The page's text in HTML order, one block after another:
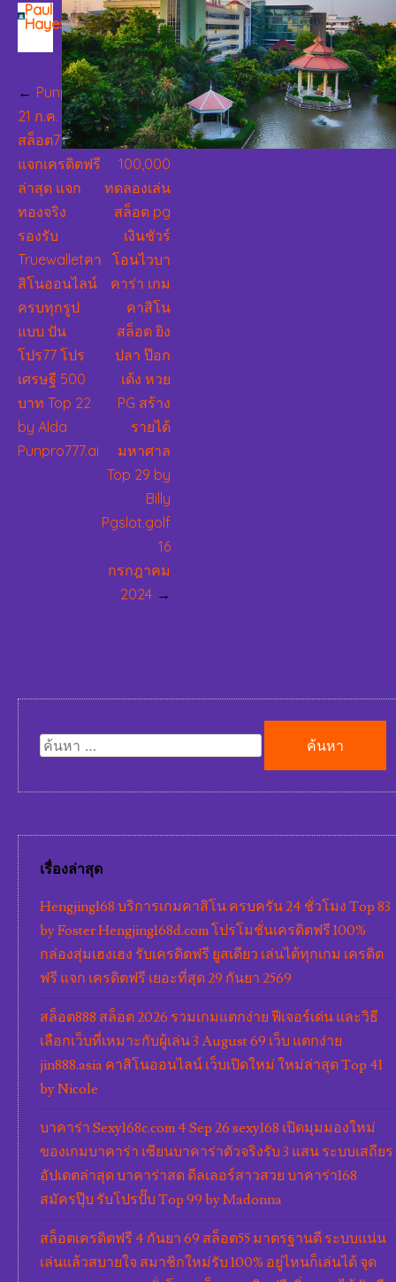
Paul
Hayes
แนะแนว
เรื่อง
Punpro77
21 ก.ค. 67
สล็อต7777
แจกเครดิตฟรี
ล่าสุด แจก
ทองจริง
รองรับ
Truewalletคา
สิโนออนไลน์
ครบทุกรูป
แบบ ปัน
โปร77 โปร
เศรษฐี 500
บาท Top 22
by Alda
Punpro777.ai
PG สร้าง
รายได้ต่อ
เดือนกว่า
100,000
ทดลองเล่น
สล็อต pg
เงินชัวร์
โอนไวบา
คาร่า เกม
คาสิโน
สล็อต ยิง
ปลา ป๊อก
เด้ง หวย
PG สร้าง
รายได้
มหาศาล
Top 29 by
Billy
Pgslot.golf
16
กรกฎาคม
2024
ค้นหา
สำหรับ:
เรื่องล่าสุด
Hengjing168 บริการเกมคาสิโน ครบครัน 24 ชั่วโมง Top 83
by Foster Hengjing168d.com โปรโมชั่นเครดิตฟรี 100%
กล่องสุ่มเฮงเฮง รับเครดิตฟรี ยูสเดียว เล่นได้ทุกเกม เครดิต
ฟรี แจก เครดิตฟรี เยอะที่สุด 29 กันยา 2569
สล็อต888 สล็อต 2026 รวมเกมแตกง่าย ฟีเจอร์เด่น และวิธี
เลือกเว็บที่เหมาะกับผู้เล่น 3 August 69 เว็บ แตกง่าย
jin888.asia คาสิโนออนไลน์ เว็บเปิดใหม่ ใหม่ล่าสุด Top 41
by Nicole
บาคาร่า Sexy168c.com 4 Sep 26 sexy168 เปิดมุมมองใหม่
ของเกมบาคาร่า เซียนบาคาร่าตัวจริงรับ 3 แสน ระบบเสถียร
อัปเดตล่าสุด บาคาร่าสด ดีลเลอร์สาวสวย บาคาร่า168
สมัครปุ๊บ รับโปรปั๊บ Top 99 by Madonna
สล็อตเครดิตฟรี 4 กันยา 69 สล็อต55 มาตรฐานดี ระบบแน่น
เล่นแล้วสบายใจ สมาชิกใหม่รับ 100% อยู่ไหนก็เล่นได้ จุด